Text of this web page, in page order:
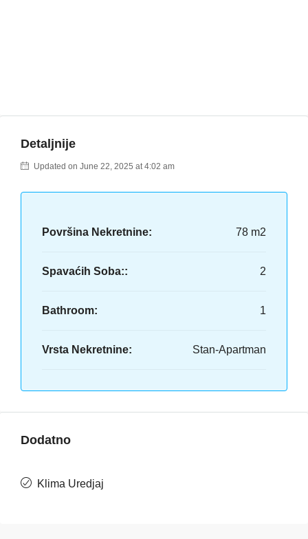
Detaljnije
Updated on June 22, 2025 at 4:02 am
Površina Nekretnine: 78 m2
Spavaćih Soba:: 2
Bathroom: 1
Vrsta Nekretnine: Stan-Apartman
Dodatno
Klima Uredjaj